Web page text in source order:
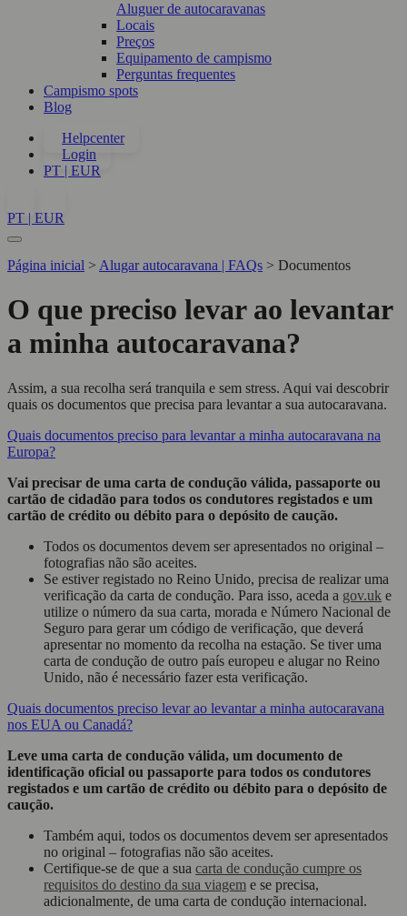
Aluguer de autocaravanas
Locais
Preços
Equipamento de campismo
Perguntas frequentes
Campismo spots
Blog
Helpcenter
Login
PT | EUR
PT | EUR
Página inicial > Alugar autocaravana | FAQs > Documentos
O que preciso levar ao levantar
a minha autocaravana?
Assim, a sua recolha será tranquila e sem stress. Aqui vai descobrir
quais os documentos que precisa para levantar a sua autocaravana.
Quais documentos preciso para levantar a minha autocaravana na
Europa?
Vai precisar de uma carta de condução válida, passaporte ou
cartão de cidadão para todos os condutores registados e um
cartão de crédito ou débito para o depósito de caução.
Todos os documentos devem ser apresentados no original –
fotografias não são aceites.
Se estiver registado no Reino Unido, precisa de realizar uma
verificação da carta de condução. Para isso, aceda a gov.uk e
utilize o número da sua carta, morada e Número Nacional de
Seguro para gerar um código de verificação, que deverá
apresentar no momento da recolha na estação. Se tiver uma
carta de condução de outro país europeu e alugar no Reino
Unido, não é necessário fazer esta verificação.
Quais documentos preciso levar ao levantar a minha autocaravana
nos EUA ou Canadá?
Leve uma carta de condução válida, um documento de
identificação oficial ou passaporte para todos os condutores
registados e um cartão de crédito ou débito para o depósito de
caução.
Também aqui, todos os documentos devem ser apresentados
no original – fotografias não são aceites.
Certifique-se de que a sua carta de condução cumpre os
requisitos do destino da sua viagem e se precisa,
adicionalmente, de uma carta de condução internacional.